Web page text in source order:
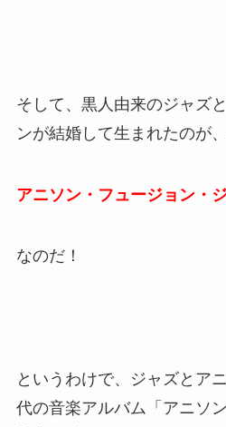
そして、黒人由来のジャズ
ンが結婚して生まれたのが
アニソン・フュージョン・
なのだ！
というわけで、ジャズとア
代の音楽アルバム「アニソ